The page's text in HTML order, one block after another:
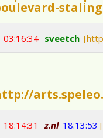
03:16:34 sveetch
18:14:31 z.nl 18:13:53